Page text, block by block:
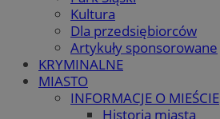
Kultura
Dla przedsiębiorców
Artykuły sponsorowane
KRYMINALNE
MIASTO
INFORMACJE O MIEŚCIE
Historia miasta